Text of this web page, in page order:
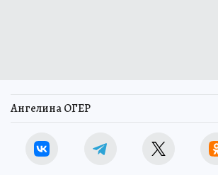
Ангелина ОГЕР